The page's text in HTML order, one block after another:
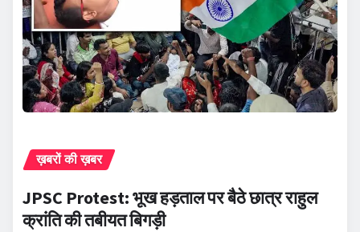
ख़बरों की ख़बर
JPSC Protest: भूख हड़ताल पर बैठे छात्र राहुल
क्रांति की तबीयत बिगड़ी